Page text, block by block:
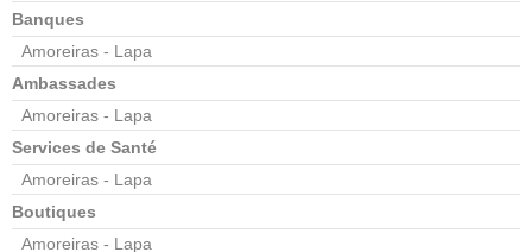
Banques
Amoreiras - Lapa
Ambassades
Amoreiras - Lapa
Services de Santé
Amoreiras - Lapa
Boutiques
Amoreiras - Lapa